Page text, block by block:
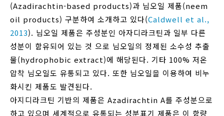
(Azadirachtin-based products)과 님오일 제품(neem
oil products) 구분하여 소개하고 있다(Caldwell et al.,
2013). 님오일 제품은 주성분인 아자디라크틴과 일부 다른
성분이 함유되어 있는 것 으로 님오일의 정제된 소수성 추출
물(hydrophobic extract)에 해당된다. 기타 100% 저온
압착 님오일도 유통되고 있다. 또한 님오일을 이용하여 비누
화시킨 제품도 발견된다.
아지디라크틴 기반의 제품은 Azadirachtin A를 주성분으로
하고 있으며 세계적으로 유통되는 성분표기 제품은 이 함량